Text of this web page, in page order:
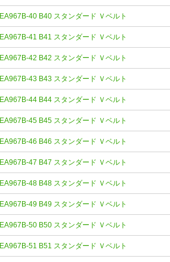
EA967B-40 B40 スタンダード Ｖベルト
EA967B-41 B41 スタンダード Ｖベルト
EA967B-42 B42 スタンダード Ｖベルト
EA967B-43 B43 スタンダード Ｖベルト
EA967B-44 B44 スタンダード Ｖベルト
EA967B-45 B45 スタンダード Ｖベルト
EA967B-46 B46 スタンダード Ｖベルト
EA967B-47 B47 スタンダード Ｖベルト
EA967B-48 B48 スタンダード Ｖベルト
EA967B-49 B49 スタンダード Ｖベルト
EA967B-50 B50 スタンダード Ｖベルト
EA967B-51 B51 スタンダード Ｖベルト